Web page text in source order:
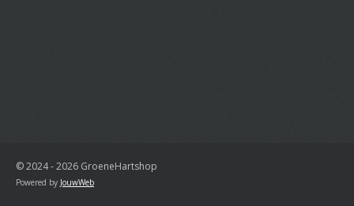
© 2024 - 2026 GroeneHartshop
Powered by JouwWeb